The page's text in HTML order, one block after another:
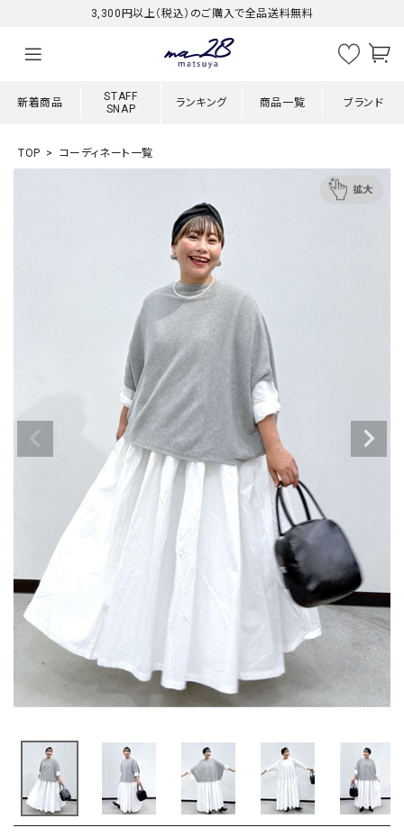
3,300円以上（税込）のご購入で全品送料無料
新着商品
STAFF
SNAP
ランキング 商品一覧 ブランド
TOP コーディネート一覧